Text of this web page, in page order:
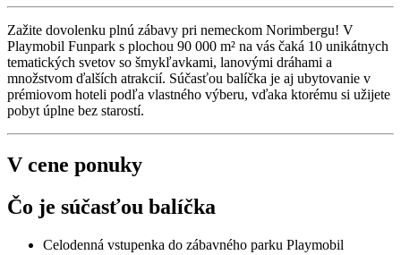
Zažite dovolenku plnú zábavy pri nemeckom Norimbergu! V
Playmobil Funpark s plochou 90 000 m² na vás čaká 10 unikátnych
tematických svetov so šmykľavkami, lanovými dráhami a
množstvom ďalších atrakcií. Súčasťou balíčka je aj ubytovanie v
prémiovom hoteli podľa vlastného výberu, vďaka ktorému si užijete
pobyt úplne bez starostí.
V cene ponuky
Čo je súčasťou balíčka
Celodenná vstupenka do zábavného parku Playmobil